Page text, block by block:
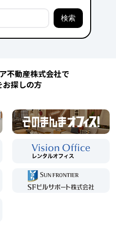
不動産株式会社で
お探しの方